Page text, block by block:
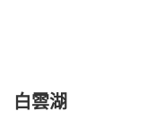
白雲湖